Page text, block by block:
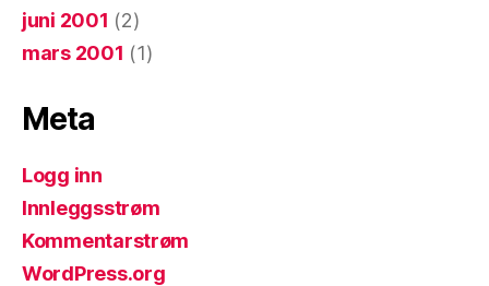
juni 2001 (2)
mars 2001 (1)
Meta
Logg inn
Innleggsstrøm
Kommentarstrøm
WordPress.org